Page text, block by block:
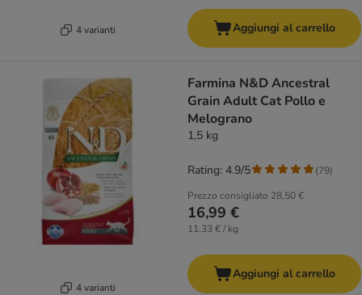
4 varianti Aggiungi al carrello
4 varianti
Farmina N&D Ancestral
Grain Adult Cat Pollo e
Melograno
1,5 kg
Prezzo consigliato 28,50 €
16,99 €
11,33 € / kg
Rating: 4.9/5 (79)
Aggiungi al carrello